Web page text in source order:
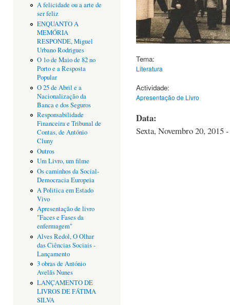
A felicidade ou a arte de
ser feliz
ENQUANTO A
MEMÓRIA
RESPONDE, Miguel
Urbano Rodrigues
O 1o de Maio de 82 no
Porto e a Resposta
Popular
O 25 de Abril e a
Nacionalização da
Banca e dos Seguros
Responsabilidade
Financeira e Tribunal de
Contas, de António
Cluny
Outros
Um Livro, um filme
Os caminhos da Social-
Democracia Europeia
A Politica em Estado
Vivo
Apresentação de livro
"Faces e Fases da
enfermagem"
Alves Redol, O Olhar
das Ciências Sociais -
Lançamento
3 obras de António
Avelãs Nunes
LANÇAMENTO DE
LIVROS DE FÁTIMA
SILVA
Tema:
Literatura
Actividade:
Apresentação de Livro
Data:
Sexta, Novembro 20, 2015